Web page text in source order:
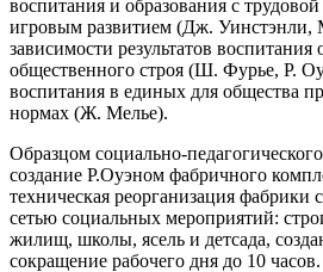
воспитания и образования с
игровым развитием (Дж. Уинстэнли,
зависимости результатов
общественного строя (Ш. Фурье, Р.
воспитания в единых для общества
нормах (Ж. Мелье).
Образцом социально-
создание Р.Оуэном фабричного
техническая реорганизация фабрики
сетью социальных мероприятий:
жилищ, школы, ясель и детсада,
сокращение рабочего дня до 10 часов.